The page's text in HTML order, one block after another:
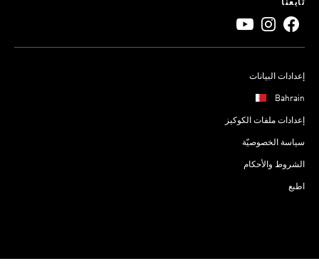
تابعنا
إعدادات البيانات
Bahrain
إعدادات ملفات الكوكيز
سياسة الخصوصيّة
الشروط والأحكام
اطبع